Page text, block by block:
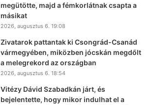
megütötte, majd a fémkorlátnak csapta a
másikat
2026, augusztus 6. 19:08
Zivatarok pattantak ki Csongrád-Csanád
vármegyében, miközben jócskán megdőlt
a melegrekord az országban
2026, augusztus 6. 18:54
Vitézy Dávid Szabadkán járt, és
bejelentette, hogy mikor indulhat el a